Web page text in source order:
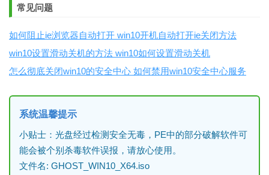
常见问题
如何阻止ie浏览器自动打开 win10开机自动打开ie关闭方法
win10设置滑动关机的方法 win10如何设置滑动关机
怎么彻底关闭win10的安全中心 如何禁用win10安全中心服务
系统温馨提示
小贴士：光盘经过检测安全无毒，PE中的部分破解软件可
能会被个别杀毒软件误报，请放心使用。
文件名: GHOST_WIN10_X64.iso